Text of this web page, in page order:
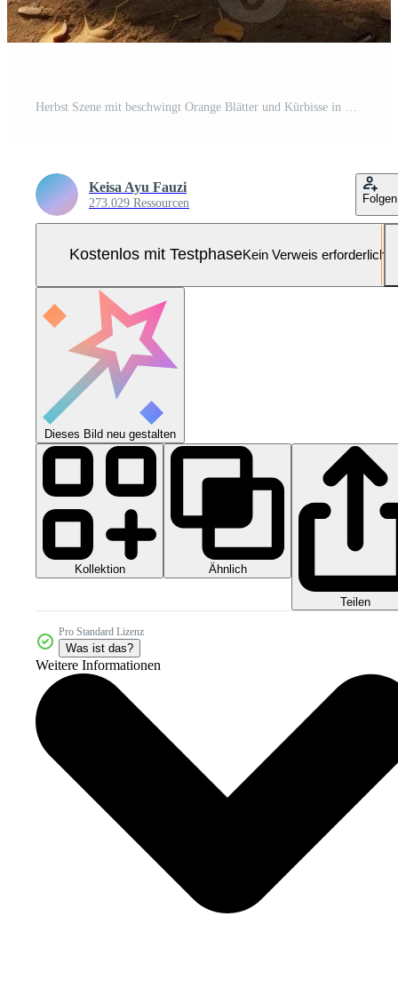
Keisa Ayu Fauzi
273.029 Ressourcen Folgen
Kostenlos mit TestphaseKein Verweis erforderlich
Dieses Bild neu gestalten
Kollektion Ähnlich
Teilen
Pro Standard Lizenz
Was ist das?
Weitere Informationen